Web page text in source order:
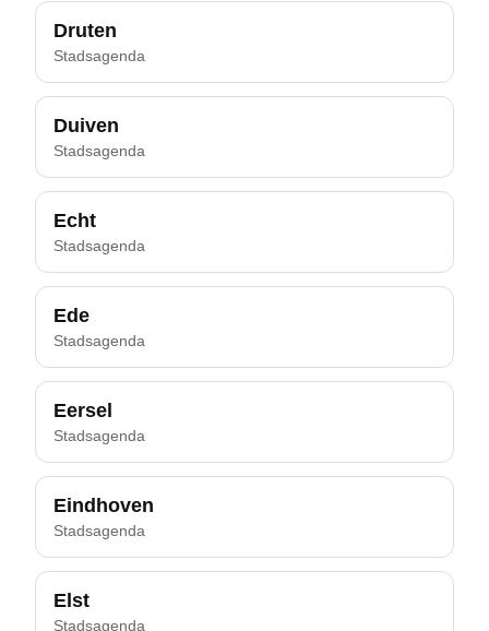
Druten
Stadsagenda
Duiven
Stadsagenda
Echt
Stadsagenda
Ede
Stadsagenda
Eersel
Stadsagenda
Eindhoven
Stadsagenda
Elst
Stadsagenda